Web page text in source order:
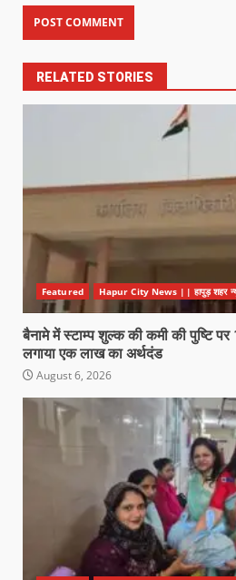
RELATED STORIES
Featured Hapur City News || हापुड़ शहर
बैनामे में स्टाम्प शुल्क की कमी की पुष्टि
लगाया एक लाख का अर्थदंड
August 6, 2026